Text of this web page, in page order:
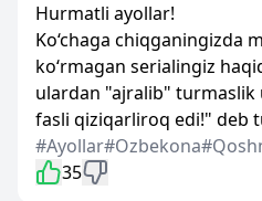
Hurmatli ayollar!
Ko‘chaga chiqganingizda
ko‘rmagan serialingiz
ulardan "ajralib"
fasli qiziqarliroq edi!" deb
#Ayollar#Ozbekona
35